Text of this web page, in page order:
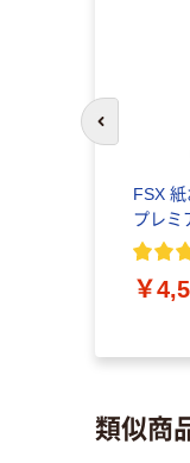
FSX
プレミ
￥
前のスライ
類似商